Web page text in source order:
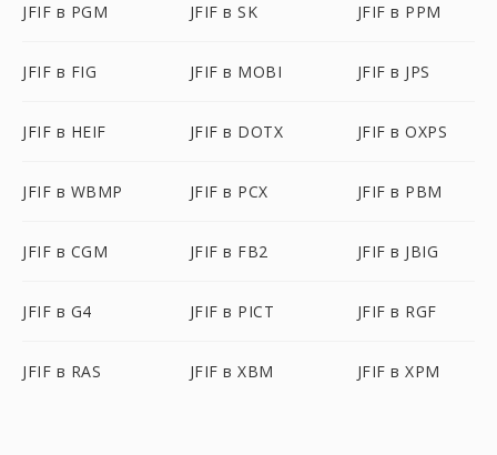
JFIF в PGM JFIF в SK JFIF в PPM
JFIF в FIG JFIF в MOBI JFIF в JPS
JFIF в HEIF JFIF в DOTX JFIF в OXPS
JFIF в WBMP JFIF в PCX JFIF в PBM
JFIF в CGM JFIF в FB2 JFIF в JBIG
JFIF в G4 JFIF в PICT JFIF в RGF
JFIF в RAS JFIF в XBM JFIF в XPM